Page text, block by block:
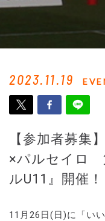
2023.11.19
【参加者募集
×パルセイロ
ルU11』開催！
11月26日(日)に「い